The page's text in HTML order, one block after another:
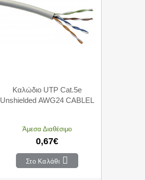
Καλώδιο UTP Cat.5e
Unshielded AWG24 CABLEL
Άμεσα Διαθέσιμο
0,67€
Στο Καλάθι